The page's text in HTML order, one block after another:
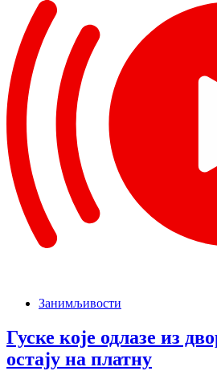
Занимљивости
Гуске које одлазе из
остају на платну